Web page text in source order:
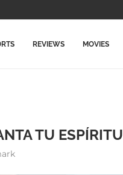
REVIEWS MOVIES
TU ESPÍRITU